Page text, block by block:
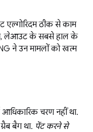
ठीक से काम
लेआउट के सबसे हाल के
ने उन मामलों को खत्म
चरण नहीं था.
बैग था. पेंट करने से